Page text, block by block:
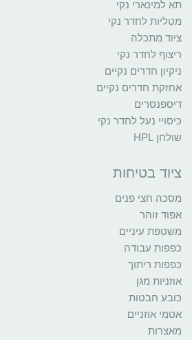
תא למינארי נקי
מטליות לחדר נקי
ציוד מתכלה
ריצוף לחדר נקי
ניקיון חדרים נקיים
אחזקת חדרים נקיים
דיספנסרים
כיסויי נעל לחדר נקי
שולחן HPL
ציוד בטיחות
מסכה חצי פנים
אפוד זוהר
משטפת עיניים
כפפות עבודה
כפפות ריתוך
אוזניות מגן
כובע חבטות
אטמי אוזניים
מאצרות